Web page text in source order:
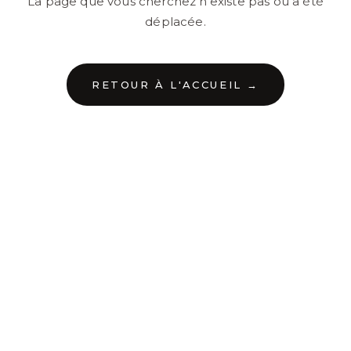
déplacée.
RETOUR À L'ACCUEIL →